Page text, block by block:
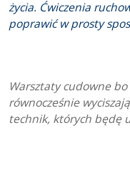
życia. Ćwiczenia
poprawić w prosty
Warsztaty cudowne
równocześnie
technik, których będę